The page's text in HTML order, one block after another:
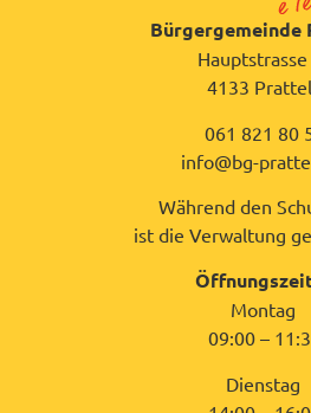
Bürgergemeinde
Hauptstrasse
4133
061 821 80
info@bg-
Während den
ist die Verwaltung
Montag
09:00 –
Dienstag